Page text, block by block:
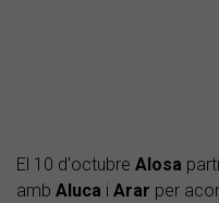
El 10 d'octubre Alosa
amb Aluca i Arar per